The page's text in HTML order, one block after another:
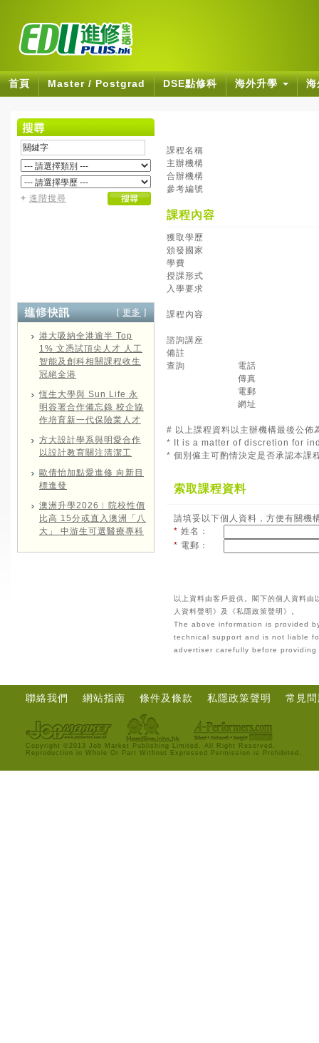
首頁 Master / Postgrad DSE點修科 海外升學
+ 進階搜尋
[ 更多 ]
港大吸納全港逾半 Top
1% 文憑試頂尖人才 人工
智能及創科相關課程收生
冠絕全港
恆生大學與 Sun Life 永
明簽署合作備忘錄 校企協
作培育新一代保險業人才
方大設計學系與明愛合作
以設計教育關注清潔工
歐倩怡加點愛進修 向新目
標進發
澳洲升學2026︱院校性價
比高 15分或直入澳洲「八
大」 中游生可選醫療專科
課程名稱
主辦機構
合辦機構
參考編號
課程內容
獲取學歷
頒發國家
學費
授課形式
入學要求
課程內容
諮詢講座
備註
查詢
電話
傳真
電郵
網址
# 以上課程資料以主辦機構最後公佈
* It is a matter of discretion for
* 個別僱主可酌情決定是否承認本課
索取課程資料
請填妥以下個人資料，方便有關機
* 姓名：
* 電郵：
以上資料由客戶提供。閣下的個人資料
人資料聲明》及《私隱政策聲明》。
The above information is provided
technical support and is not liable
advertiser carefully before
聯絡我們 網站指南 條件及條款 私隱政策聲明 常見
Copyright ©2013 Job Market Publishing Limited. All Right Reserved.
Reproduction in Whole Or Part Without Expressed Permission is Prohibited.